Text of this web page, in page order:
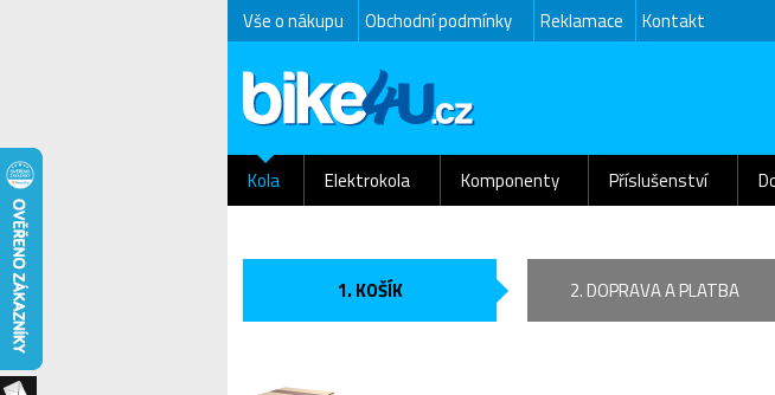
Vše o nákupu Obchodní podmínky Reklamace Kontakt
Kola Elektrokola Komponenty Příslušenství
1. KOŠÍK 2. DOPRAVA A PLATBA